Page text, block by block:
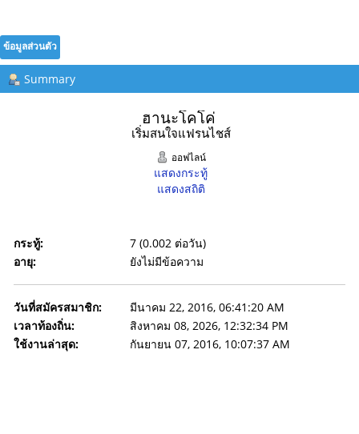
ข้อมูลส่วนตัว
Summary
ฮานะโคโค่
เริ่มสนใจแฟรนไชส์
ออฟไลน์
แสดงกระทู้
แสดงสถิติ
กระทู้:
7 (0.002 ต่อวัน)
อายุ:
ยังไม่มีข้อความ
วันที่สมัครสมาชิก:
มีนาคม 22, 2016, 06:41:20 AM
เวลาท้องถิ่น:
สิงหาคม 08, 2026, 12:32:34 PM
ใช้งานล่าสุด:
กันยายน 07, 2016, 10:07:37 AM